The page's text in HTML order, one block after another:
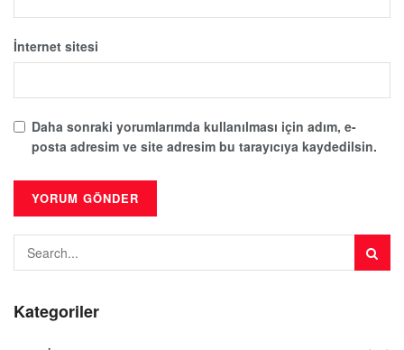
İnternet sitesi
Daha sonraki yorumlarımda kullanılması için adım, e-
posta adresim ve site adresim bu tarayıcıya kaydedilsin.
Kategoriler